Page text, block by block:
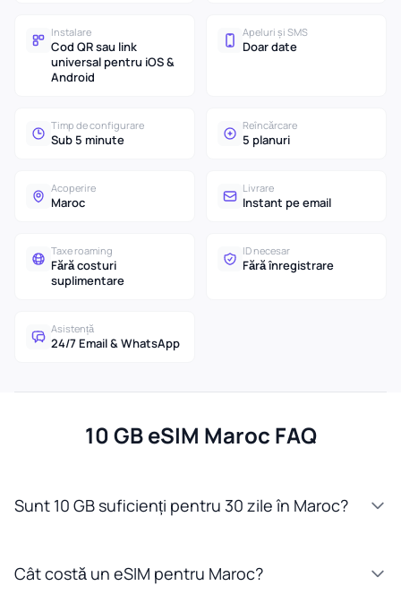
Instalare
Cod QR sau link
universal pentru iOS &
Android
Apeluri și SMS
Doar date
Timp de configurare
Sub 5 minute
Reîncărcare
5 planuri
Acoperire
Maroc
Livrare
Instant pe email
Taxe roaming
Fără costuri
suplimentare
ID necesar
Fără înregistrare
Asistență
24/7 Email & WhatsApp
10 GB eSIM Maroc FAQ
Sunt 10 GB suficienți pentru 30 zile în Maroc?
Cât costă un eSIM pentru Maroc?